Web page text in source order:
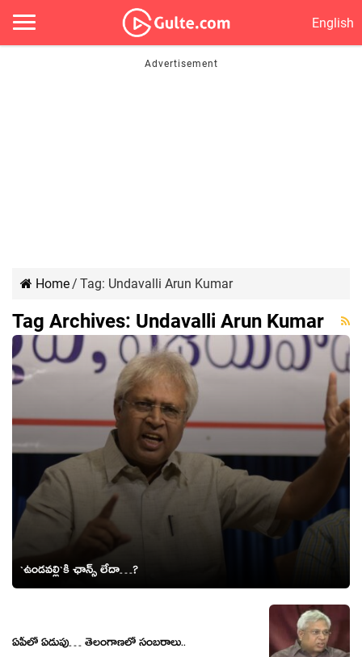
English
Home/ Tag: Undavalli Arun Kumar
Tag Archives: Undavalli Arun Kumar
`ఉండ‌వ‌ల్లి`కి ఛాన్స్ లేదా…?
ఏపీలో ఏడుపు… తెలంగాణలో సంబ‌రాలు..